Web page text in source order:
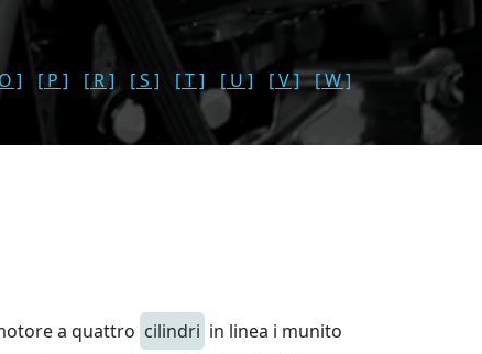
] [ P ] [ R ] [ S ] [ T ] [ U ] [ V ]
[ W ]
a quattro cilindri in linea i munito